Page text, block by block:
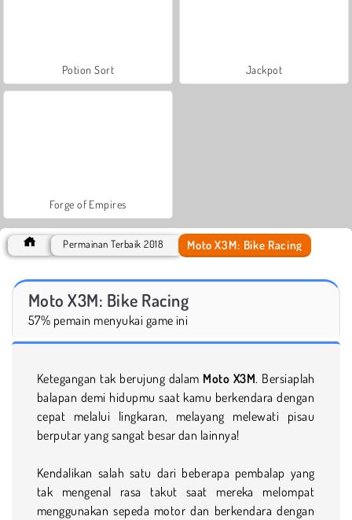
Potion Sort Jackpot
Forge of Empires
Permainan Terbaik 2018 Moto X3M: Bike Racing
Moto X3M: Bike Racing
57% pemain menyukai game ini
Ketegangan tak berujung dalam Moto X3M. Bersiaplah
balapan demi hidupmu saat kamu berkendara dengan
cepat melalui lingkaran, melayang melewati pisau
berputar yang sangat besar dan lainnya!
Kendalikan salah satu dari beberapa pembalap yang
tak mengenal rasa takut saat mereka melompat
menggunakan sepeda motor dan berkendara dengan